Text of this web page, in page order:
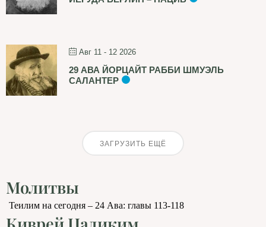
Авг 11 - 12 2026
29 АВА ЙОРЦАЙТ РАББИ ШМУЭЛЬ
САЛАНТЕР
ЗАГРУЗИТЬ ЕЩЁ
Молитвы
Теилим на сегодня – 24 Ава: главы 113-118